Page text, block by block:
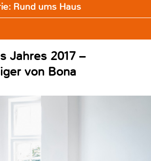
Rund ums Haus
Jahres 2017 –
von Bona